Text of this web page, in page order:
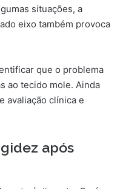
situações, a
eixo também provoca
que o problema
ao tecido mole. Ainda
avaliação clínica e
após